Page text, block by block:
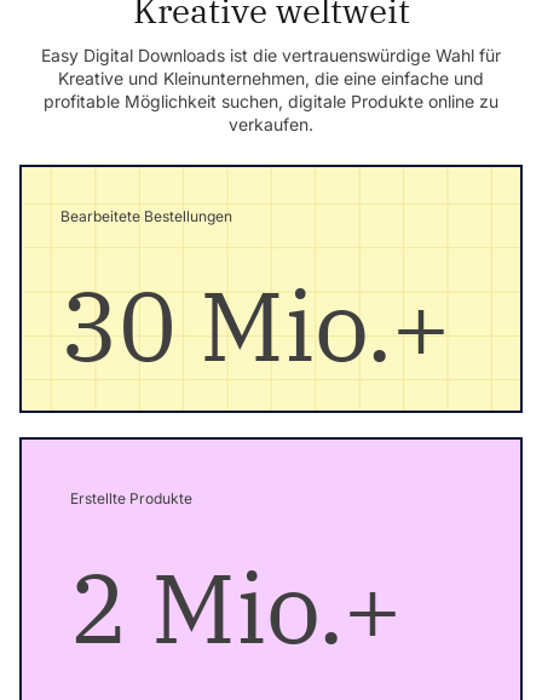
Kreative weltweit
Easy Digital Downloads ist die vertrauenswürdige Wahl für
Kreative und Kleinunternehmen, die eine einfache und
profitable Möglichkeit suchen, digitale Produkte online zu
verkaufen.
Bearbeitete Bestellungen
30 Mio.+
Erstellte Produkte
2 Mio.+